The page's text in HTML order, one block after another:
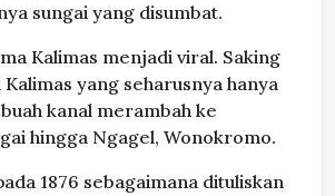
sungai yang disumbat.
Kalimas menjadi viral. Saking
yang seharusnya hanya
kanal merambah ke
hingga Ngagel, Wonokromo.
1876 sebagaimana dituliskan